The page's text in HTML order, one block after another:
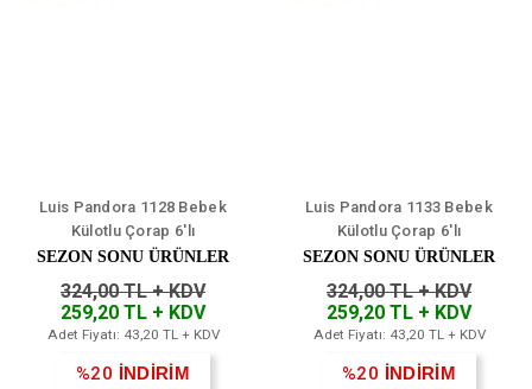
Luis Pandora 1128 Bebek
Külotlu Çorap 6'lı
SEZON SONU ÜRÜNLER
324,00 TL + KDV
259,20 TL + KDV
Adet Fiyatı: 43,20 TL + KDV
%20 İNDİRİM
Luis Pandora 1133 Bebek
Külotlu Çorap 6'lı
SEZON SONU ÜRÜNLER
324,00 TL + KDV
259,20 TL + KDV
Adet Fiyatı: 43,20 TL + KDV
%20 İNDİRİM